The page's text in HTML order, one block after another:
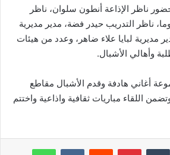
ناظر الإذاعة أنطون سلوان، ناظر
ناظر التدريب حيدر فضة، مدير مديرية
مديرية لبايا علاء ضاهر، وعدد من هيئات
وأهالي الأشبال.
أغاني هادفة وقدم الأشبال مقاطع
اللقاء مباريات ثقافية واذاعية واختتم
لينكدإن بينتيريست